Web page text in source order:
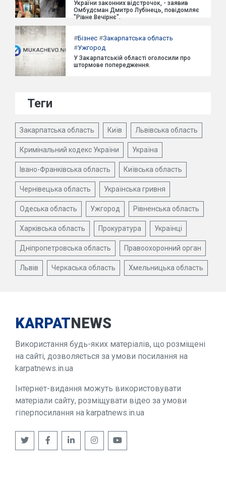
України законних відстрочок, - заявив
Омбудсман Дмитро Лубінець, повідомляє
"Рівне Вечірнє".
#Бізнес #Закарпатська область
#Ужгород
У Закарпатській області оголосили про
штормове попередження.
Теги
Закарпатська область Київ Львівська область
Кримінальний кодекс України Україна
Івано-Франківська область Київська область
Чернівецька область Українська гривня
Одеська область Ужгород Рівненська область
Харківська область Прокуратура Українці
Дніпропетровська область Правоохоронний орган
Львів Черкаська область Хмельницька область
KARPATNEWS
Використання будь-яких матеріалів, що розміщені
на сайті, дозволяється за умови посилання на
karpatnews.in.ua
Інтернет-видання можуть використовувати
матеріали сайту, розміщувати відео за умови
гіперпосилання на karpatnews.in.ua